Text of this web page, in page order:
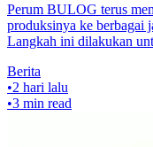
Perum BULOG terus
produksinya ke berbagai
Langkah ini dilakukan
Berita
•2 hari lalu
•3 min read